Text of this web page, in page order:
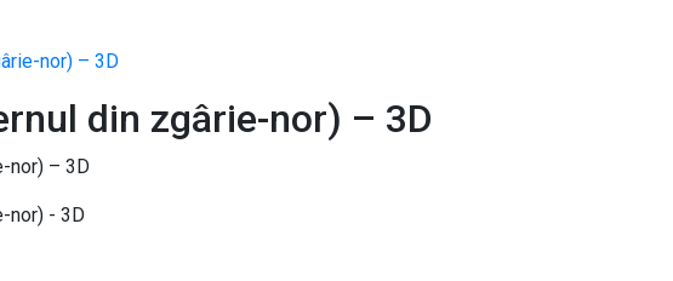
nor) – 3D
din zgârie-nor) – 3D